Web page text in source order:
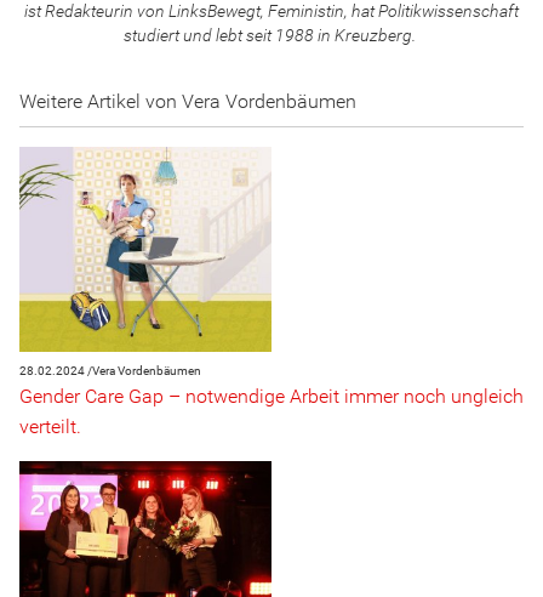
ist Redakteurin von LinksBewegt, Feministin, hat Politikwissenschaft
studiert und lebt seit 1988 in Kreuzberg.
Weitere Artikel von Vera Vordenbäumen
28.02.2024 /Vera Vordenbäumen
Gender Care Gap – notwendige Arbeit immer noch ungleich
verteilt.